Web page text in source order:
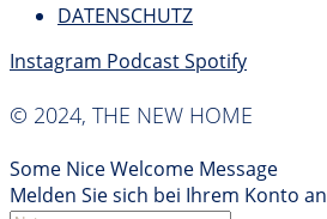
DATENSCHUTZ
Instagram PodcastSpotify
© 2024, THE NEW HOME
Some Nice Welcome Message
Melden Sie sich bei Ihrem Konto an